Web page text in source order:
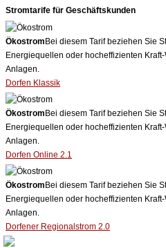
Stromtarife für Geschäftskunden
Ökostrom Bei diesem Tarif beziehen Sie
Energiequellen oder hocheffizienten
Anlagen.
Dorfen Klassik
Ökostrom Bei diesem Tarif beziehen Sie
Energiequellen oder hocheffizienten
Anlagen.
Dorfen Online 2.1
Ökostrom Bei diesem Tarif beziehen Sie
Energiequellen oder hocheffizienten
Anlagen.
Dorfener Regionalstrom 2.0